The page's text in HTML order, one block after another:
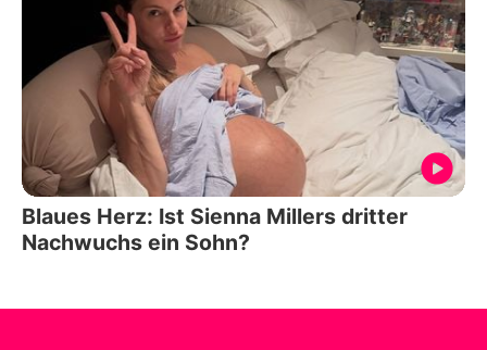
Blaues Herz: Ist Sienna Millers dritter
Nachwuchs ein Sohn?